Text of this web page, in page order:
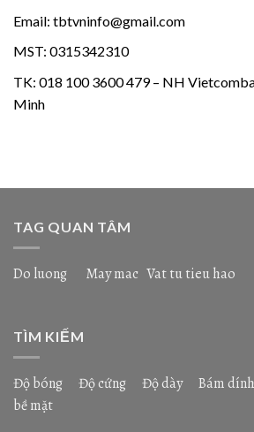
Email: tbtvninfo@gmail.com
MST: 0315342310
TK: 018 100 3600 479 – NH
Minh
TAG QUAN TÂM
Do luong May mac Vat tu tieu hao
TÌM KIẾM
Độ bóng Độ cứng Độ dày Bám dính
bề mặt